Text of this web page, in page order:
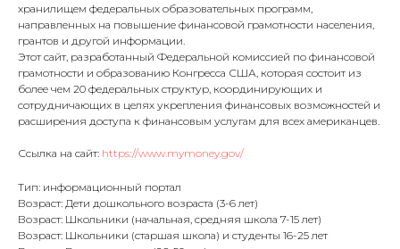
хранилищем федеральных образовательных программ,
направленных на повышение финансовой грамотности населения,
грантов и другой информации.
Этот сайт, разработанный Федеральной комиссией по финансовой
грамотности и образованию Конгресса США, которая состоит из
более чем 20 федеральных структур, координирующих и
сотрудничающих в целях укрепления финансовых возможностей и
расширения доступа к финансовым услугам для всех американцев.
Ссылка на сайт: https://www.mymoney.gov/
Тип: информационный портал
Возраст: Дети дошкольного возраста (3-6 лет)
Возраст: Школьники (начальная, средняя школа 7-15 лет)
Возраст: Школьники (старшая школа) и студенты 16-25 лет